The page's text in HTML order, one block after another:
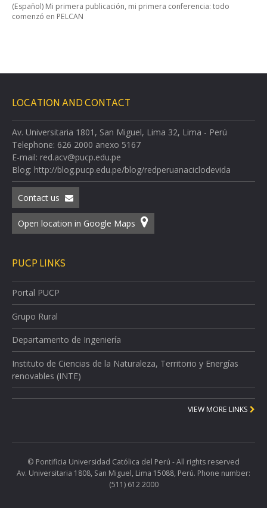
(Español) Mi primera publicación, mi primera conferencia: todo
comenzó en PELCAN
LOCATION AND CONTACT
Av. Universitaria 1801, San Miguel, Lima 32, Lima - Perú
Telephone: 626 2000 anexo 5167
E-mail: red.acv@pucp.edu.pe
Blog: http://blog.pucp.edu.pe/blog/redperuanaciclodevida
Contact us
Open location in Google Maps
PUCP LINKS
Portal PUCP
Grupo Rural
Departamento de Ingeniería
Instituto de Ciencias de la Naturaleza, Territorio y Energías
renovables (INTE)
VIEW MORE LINKS
© Pontificia Universidad Católica del Perú - All rights reserved
Av. Universitaria 1808, San Miguel, Lima 15088, Perú. Phone number:
(511) 612 2000